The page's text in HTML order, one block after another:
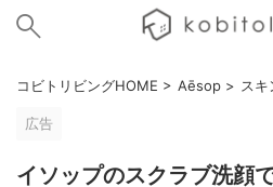
コビトリビングHOME > Aēsop > スキ
広告
イソップのスクラブ洗顔